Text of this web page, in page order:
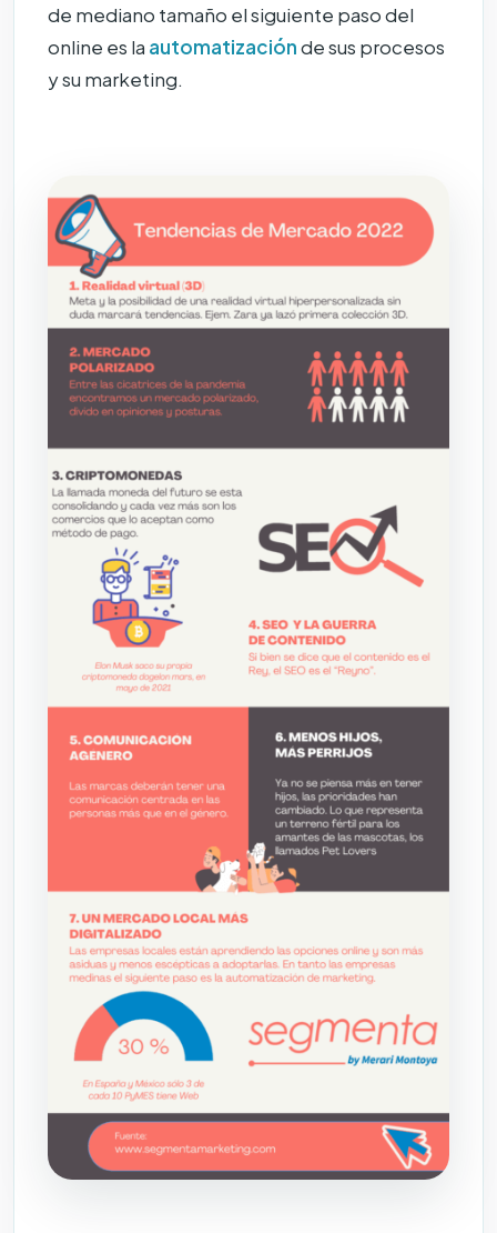
de mediano tamaño el siguiente paso del
online es la automatizaciónde sus procesos
y su marketing.